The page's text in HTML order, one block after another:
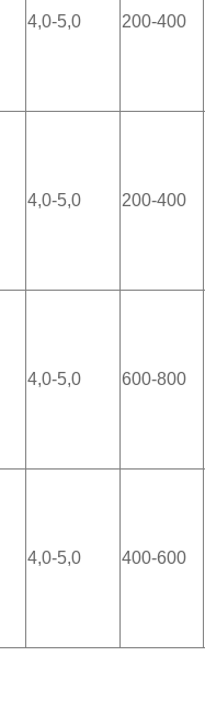
4,0-5,0 200-400
4,0-5,0 200-400
4,0-5,0 600-800
4,0-5,0 400-600